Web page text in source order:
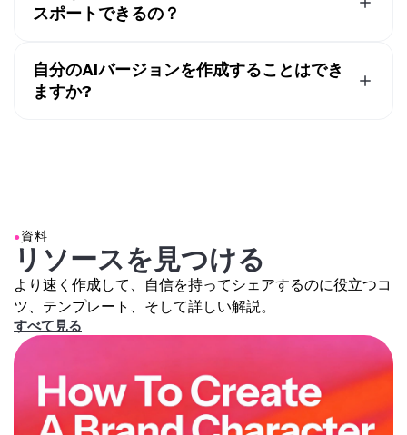
字幕の追加、背景の置き換え、音楽の追加、スクリプト
スポートできるの？
してエクスポートできます。
Kapwingは、TikTok、YouTube、Instagram、広告、プ
自分のAIバージョンを作成することはでき
ますか?
●資料
リソースを見つける
より速く作成して、自信を持ってシェアするのに役立つコ
ツ、テンプレート、そして詳しい解説。
すべて見る